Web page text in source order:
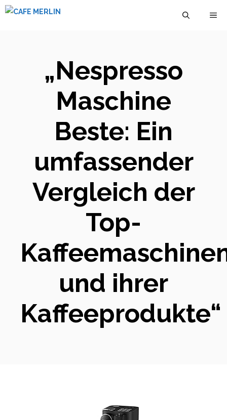
Zum
„Nespresso
Maschine
Beste: Ein
umfassender
Vergleich der
Top-
und ihrer
Kaffeeprodukte“